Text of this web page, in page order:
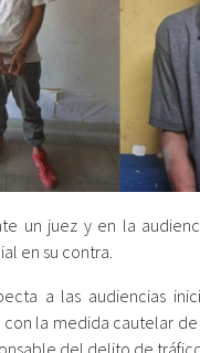
un juez y en la
en su contra.
a las audiencias
la medida cautelar
del delito de